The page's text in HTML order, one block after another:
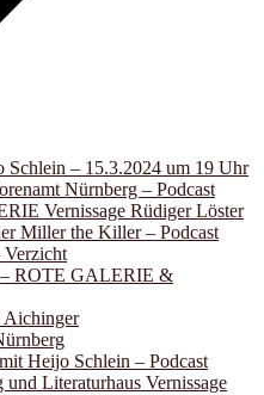
– 15.3.2024 um 19 Uhr
Nürnberg – Podcast
Vernissage Rüdiger Löster
Miller the Killer – Podcast
Verzicht
– ROTE GALERIE &
Aichinger
Heijo Schlein – Podcast
Literaturhaus Vernissage